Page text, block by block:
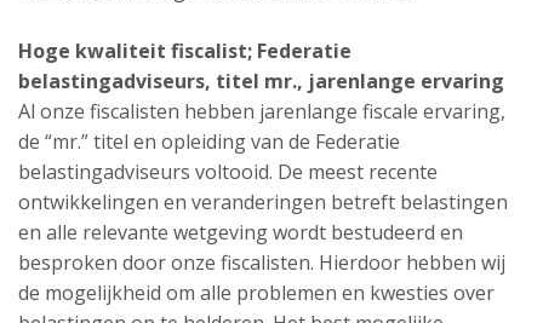
Hoge kwaliteit fiscalist; Federatie
belastingadviseurs, titel mr., jarenlange ervaring
Al onze fiscalisten hebben jarenlange fiscale ervaring,
de “mr.” titel en opleiding van de Federatie
belastingadviseurs voltooid. De meest recente
ontwikkelingen en veranderingen betreft belastingen
en alle relevante wetgeving wordt bestudeerd en
besproken door onze fiscalisten. Hierdoor hebben wij
de mogelijkheid om alle problemen en kwesties over